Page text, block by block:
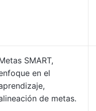
SMART,
en el
de metas.